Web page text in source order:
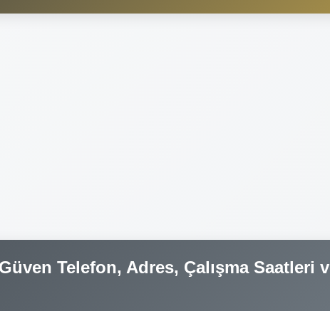
Telefon, Adres, Çalışma Saatleri